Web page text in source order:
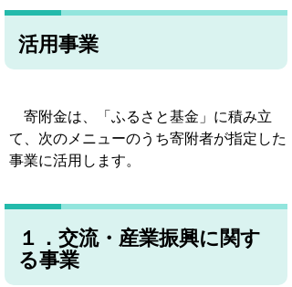
活用事業
寄附金は、「ふるさと基金」に積み立
て、次のメニューのうち寄附者が指定した
事業に活用します。
１．交流・産業振興に関す
る事業